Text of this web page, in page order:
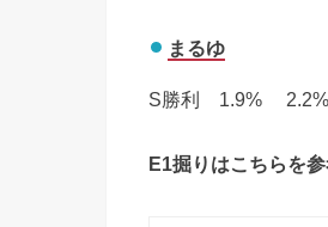
まるゆ
S勝利 1.9%
E1掘りはこちらを参